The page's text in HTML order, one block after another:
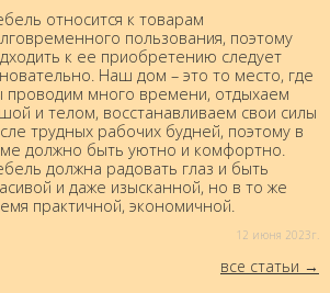
относится к товарам
пользования, поэтому
к ее приобретению следует
Наш дом – это то место, где
проводим много времени, отдыхаем
и телом, восстанавливаем свои силы
трудных рабочих будней, поэтому в
должно быть уютно и комфортно.
должна радовать глаз и быть
и даже изысканной, но в то же
практичной, экономичной.
12 июня 2023г.
все статьи